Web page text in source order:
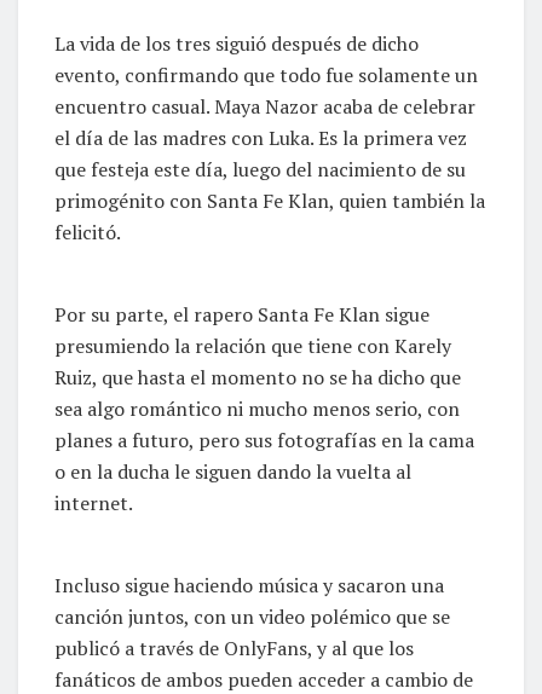
La vida de los tres siguió después de dicho
evento, confirmando que todo fue solamente un
encuentro casual. Maya Nazor acaba de celebrar
el día de las madres con Luka. Es la primera vez
que festeja este día, luego del nacimiento de su
primogénito con Santa Fe Klan, quien también la
felicitó.
Por su parte, el rapero Santa Fe Klan sigue
presumiendo la relación que tiene con Karely
Ruiz, que hasta el momento no se ha dicho que
sea algo romántico ni mucho menos serio, con
planes a futuro, pero sus fotografías en la cama
o en la ducha le siguen dando la vuelta al
internet.
Incluso sigue haciendo música y sacaron una
canción juntos, con un video polémico que se
publicó a través de OnlyFans, y al que los
fanáticos de ambos pueden acceder a cambio de